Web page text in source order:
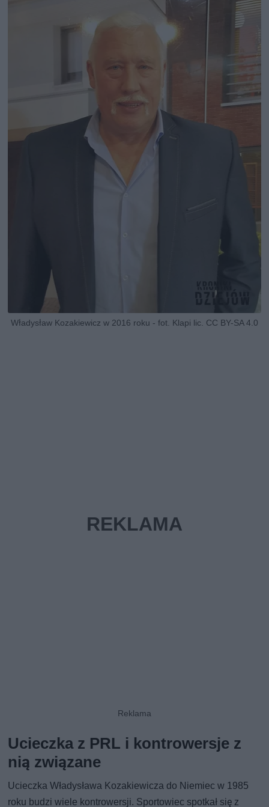
Władysław Kozakiewicz w 2016 roku - fot. Klapi lic. CC BY-SA 4.0
Ucieczka z PRL i kontrowersje z
nią związane
Ucieczka Władysława Kozakiewicza do Niemiec w 1985
roku budzi wiele kontrowersji. Sportowiec spotkał się z